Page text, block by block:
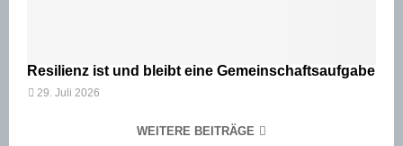
Resilienz ist und bleibt eine Gemeinschaftsaufgabe
29. Juli 2026
WEITERE BEITRÄGE